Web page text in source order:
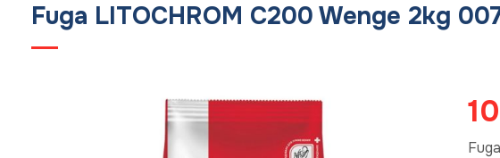
Fuga LITOCHROM C200 Wenge 2kg